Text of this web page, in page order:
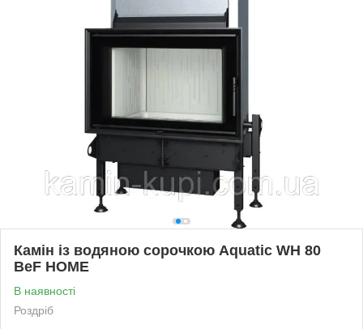
Камін із водяною сорочкою Aquatic WH 80
BeF HOME
В наявності
Роздріб